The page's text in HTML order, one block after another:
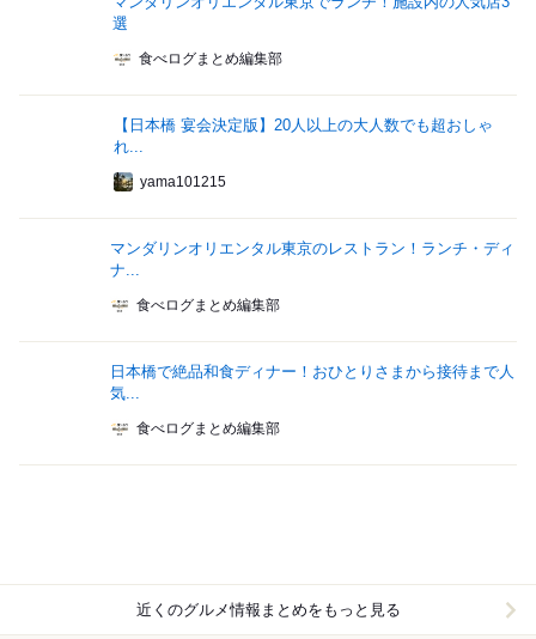
選
食べログまとめ編集部
【日本橋 宴会決定版】20人以上の大人数でも超おしゃ
れ...
yama101215
マンダリンオリエンタル東京のレストラン！ランチ・ディ
ナ...
食べログまとめ編集部
日本橋で絶品和食ディナー！おひとりさまから接待まで人
気...
食べログまとめ編集部
近くのグルメ情報まとめをもっと見る